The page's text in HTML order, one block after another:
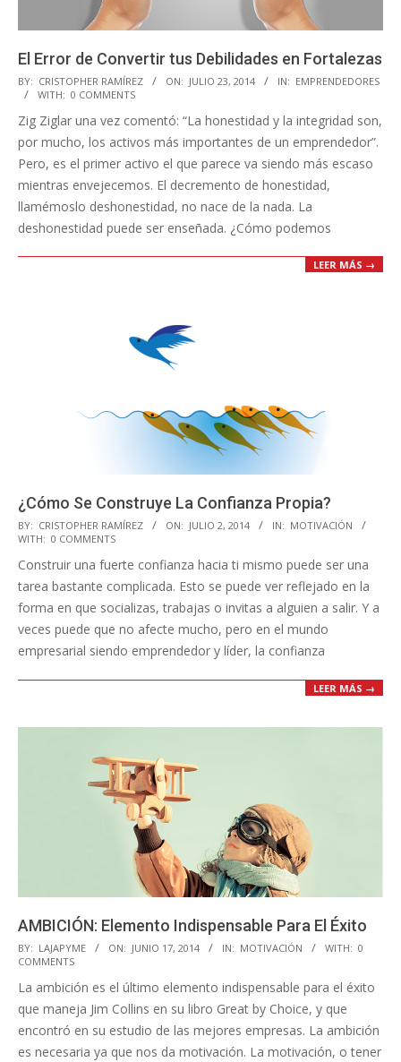
El Error de Convertir tus Debilidades en Fortalezas
2014-
07-
23
BY: CRISTOPHER RAMÍREZ ON: JULIO 23, 2014 IN: EMPRENDEDORES
WITH: 0 COMMENTS
Zig Ziglar una vez comentó: “La honestidad y la integridad son,
por mucho, los activos más importantes de un emprendedor”.
Pero, es el primer activo el que parece va siendo más escaso
mientras envejecemos. El decremento de honestidad,
llamémoslo deshonestidad, no nace de la nada. La
deshonestidad puede ser enseñada. ¿Cómo podemos
LEER MÁS →
¿Cómo Se Construye La Confianza Propia?
2014-
07-
02
BY: CRISTOPHER RAMÍREZ ON: JULIO 2, 2014 IN: MOTIVACIÓN
WITH: 0 COMMENTS
Construir una fuerte confianza hacia ti mismo puede ser una
tarea bastante complicada. Esto se puede ver reflejado en la
forma en que socializas, trabajas o invitas a alguien a salir. Y a
veces puede que no afecte mucho, pero en el mundo
empresarial siendo emprendedor y líder, la confianza
LEER MÁS →
AMBICIÓN: Elemento Indispensable Para El Éxito
2014-
06-
17
BY: LAJAPYME ON: JUNIO 17, 2014 IN: MOTIVACIÓN WITH: 0
COMMENTS
La ambición es el último elemento indispensable para el éxito
que maneja Jim Collins en su libro Great by Choice, y que
encontró en su estudio de las mejores empresas. La ambición
es necesaria ya que nos da motivación. La motivación, o tener